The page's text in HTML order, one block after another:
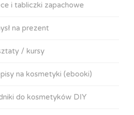
i tabliczki zapachowe
na prezent
/ kursy
na kosmetyki (ebooki)
do kosmetyków DIY